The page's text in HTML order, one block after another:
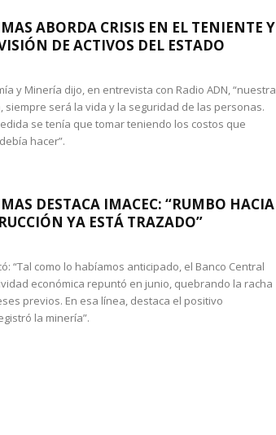
ABORDA CRISIS EN EL TENIENTE Y
DE ACTIVOS DEL ESTADO
y Minería dijo, en entrevista con Radio ADN, “nuestra
siempre será la vida y la seguridad de las personas.
se tenía que tomar teniendo los costos que
hacer”.
DESTACA IMACEC: “RUMBO HACIA
YA ESTÁ TRAZADO”
“Tal como lo habíamos anticipado, el Banco Central
económica repuntó en junio, quebrando la racha
previos. En esa línea, destaca el positivo
la minería”.